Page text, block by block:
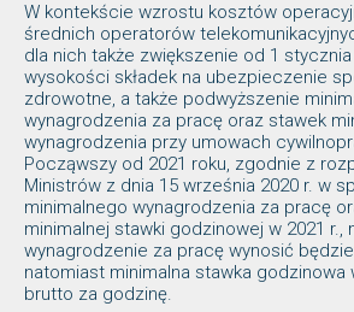
W kontekście wzrostu kosztów
średnich operatorów
dla nich także zwiększenie od 1 stycznia
wysokości składek na ubezpieczenie
zdrowotne, a także podwyższenie
wynagrodzenia za pracę oraz stawek
wynagrodzenia przy umowach
Począwszy od 2021 roku, zgodnie z
Ministrów z dnia 15 września 2020 r. w
minimalnego wynagrodzenia za pracę
minimalnej stawki godzinowej w 2021 r.,
wynagrodzenie za pracę wynosić będzie
natomiast minimalna stawka godzinowa
brutto za godzinę.